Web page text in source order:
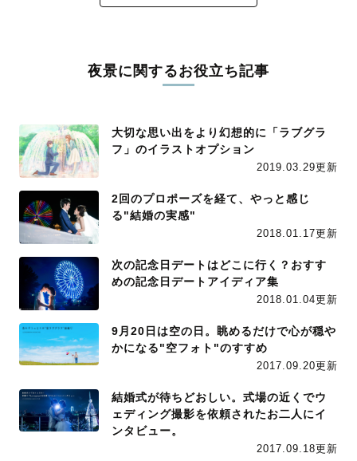
夜景に関するお役立ち記事
大切な思い出をより幻想的に「ラブグラ
フ」のイラストオプション
2019.03.29更新
2回のプロポーズを経て、やっと感じ
る"結婚の実感"
2018.01.17更新
次の記念日デートはどこに行く？おすす
めの記念日デートアイディア集
2018.01.04更新
9月20日は空の日。眺めるだけで心が穏や
かになる"空フォト"のすすめ
2017.09.20更新
結婚式が待ちどおしい。式場の近くでウ
ェディング撮影を依頼されたお二人にイ
ンタビュー。
2017.09.18更新